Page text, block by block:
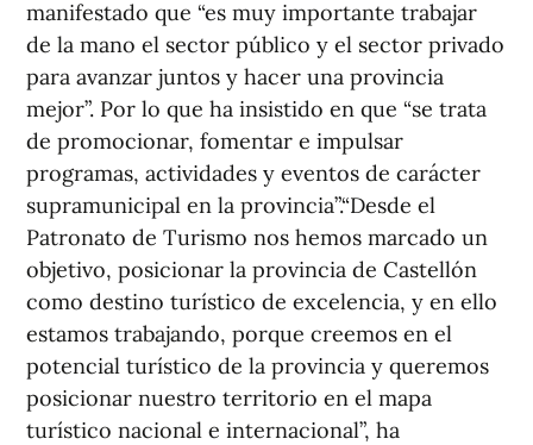
manifestado que “es muy importante trabajar
de la mano el sector público y el sector privado
para avanzar juntos y hacer una provincia
mejor”. Por lo que ha insistido en que “se trata
de promocionar, fomentar e impulsar
programas, actividades y eventos de carácter
supramunicipal en la provincia”.“Desde el
Patronato de Turismo nos hemos marcado un
objetivo, posicionar la provincia de Castellón
como destino turístico de excelencia, y en ello
estamos trabajando, porque creemos en el
potencial turístico de la provincia y queremos
posicionar nuestro territorio en el mapa
turístico nacional e internacional”, ha